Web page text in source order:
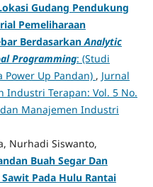
Gudang Pendukung
Pemeliharaan
BerdasarkanAnalytic
Programming: (Studi
Power Up Pandan) , Jurnal
Industri Terapan: Vol. 5 No.
Manajemen Industri
Nurhadi Siswanto,
Buah Segar Dan
Pada Hulu Rantai